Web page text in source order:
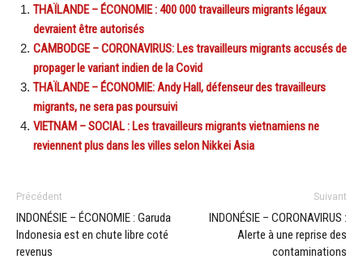
THAÏLANDE – ÉCONOMIE : 400 000 travailleurs migrants légaux
devraient être autorisés
CAMBODGE – CORONAVIRUS: Les travailleurs migrants accusés de
propager le variant indien de la Covid
THAÏLANDE – ÉCONOMIE: Andy Hall, défenseur des travailleurs
migrants, ne sera pas poursuivi
VIETNAM – SOCIAL : Les travailleurs migrants vietnamiens ne
reviennent plus dans les villes selon Nikkei Asia
Précédent
INDONÉSIE – ÉCONOMIE : Garuda
Indonesia est en chute libre coté
revenus
Suivant
INDONÉSIE – CORONAVIRUS :
Alerte à une reprise des
contaminations